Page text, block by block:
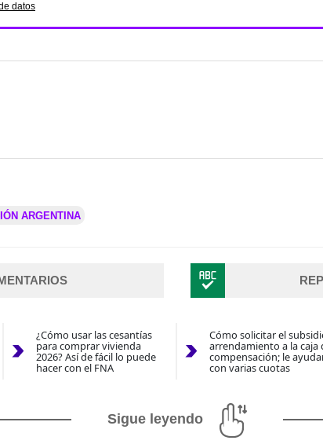
datos
ARGENTINA
¿Cómo usar las cesantías
para comprar vivienda
2026? Así de fácil lo puede
hacer con el FNA
Cómo solicitar el
arrendamiento a la caja
compensación; le
con varias cuotas
Sigue leyendo